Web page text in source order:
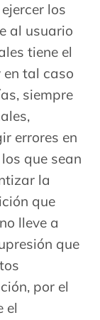
los
al usuario
tiene el
tal caso
siempre
errores en
que sean
la
que
lleve a
que
por el
el